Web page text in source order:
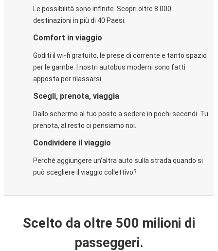
Le possibilità sono infinite. Scopri oltre 8.000
destinazioni in più di 40 Paesi.
Comfort in viaggio
Goditi il wi-fi gratuito, le prese di corrente e tanto spazio
per le gambe. I nostri autobus moderni sono fatti
apposta per rilassarsi.
Scegli, prenota, viaggia
Dallo schermo al tuo posto a sedere in pochi secondi. Tu
prenota, al resto ci pensiamo noi.
Condividere il viaggio
Perché aggiungere un'altra auto sulla strada quando si
può scegliere il viaggio collettivo?
Scelto da oltre 500 milioni di
passeggeri.